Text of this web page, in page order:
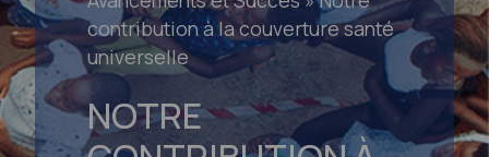
contribution à la couverture santé
universelle
NOTRE